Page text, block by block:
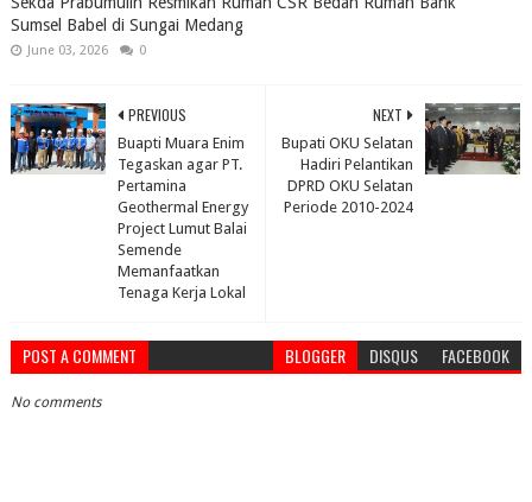
Sumsel Babel di Sungai Medang
June 03, 2026 0
NEXT
Bupati OKU Selatan
Hadiri Pelantikan
DPRD OKU Selatan
Periode 2010-2024
PREVIOUS
Buapti Muara Enim
Tegaskan agar PT.
Pertamina
Geothermal Energy
Project Lumut Balai
Semende
Memanfaatkan
Tenaga Kerja Lokal
POST A COMMENT BLOGGER DISQUS FACEBOOK
No comments